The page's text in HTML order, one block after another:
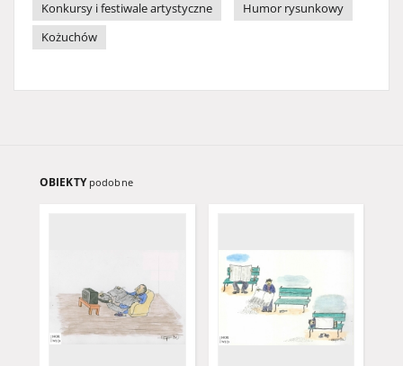
Konkursy i festiwale artystyczne
Humor rysunkowy
Kożuchów
OBIEKTY podobne